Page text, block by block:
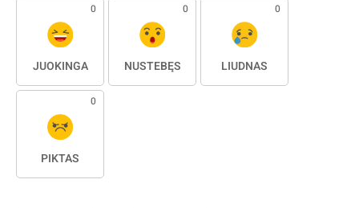
0
JUOKINGA
0
NUSTEBĘS
0
LIŪDNAS
0
PIKTAS